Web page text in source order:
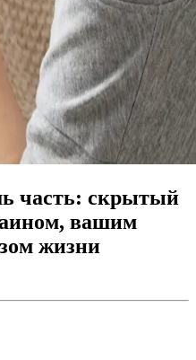
часть: скрытый
вашим
жизни